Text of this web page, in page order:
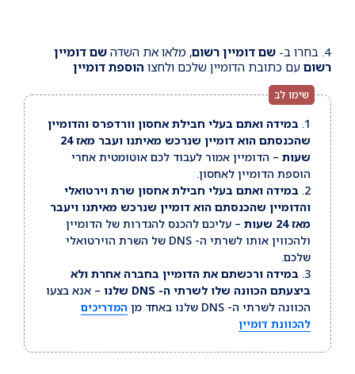
4. בחרו ב- שם דומיין רשום, מלאו את השדה שם דומיין
רשום עם כתובת הדומיין שלכם ולחצו הוספת דומיין
1. במידה ואתם בעלי חבילת אחסון וורדפרס והדומיין
שהכנסתם הוא דומיין שנרכש מאיתנו ועבר מאז 24
שעות – הדומיין אמור לעבוד לכם אוטומטית אחרי
הוספת הדומיין לאחסון.
2. במידה ואתם בעלי חבילת אחסון שרת וירטואלי
והדומיין שהכנסתם הוא דומיין שנרכש מאיתנו ויעבר
מאז 24 שעות
– עליכם להכנס להגדרות של הדומיין
ולהכווין אותו לשרתי ה- DNS של השרת הוירטואלי
שלכם.
3. במידה ורכשתם את הדומיין בחברה אחרת ולא
ביצעתם הכוונה שלו לשרתי ה- DNS שלנו
– אנא בצעו
הכוונה לשרתי ה- DNS שלנו באחד מן
המדריכים
להכוונת דומיין